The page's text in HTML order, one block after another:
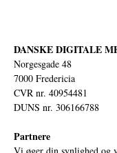
DANSKE DIGITALE
Norgesgade 48
7000 Fredericia
CVR nr. 40954481
DUNS nr. 306166788
Partnere